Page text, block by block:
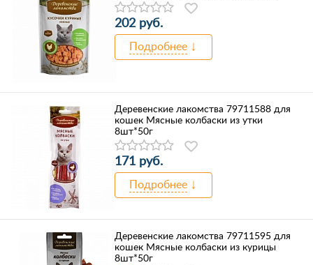
202 руб.
Подробнее
Деревенские лакомства 79711588 для
кошек Мясные колбаски из утки
8шт*50г
171 руб.
Подробнее
Деревенские лакомства 79711595 для
кошек Мясные колбаски из курицы
8шт*50г